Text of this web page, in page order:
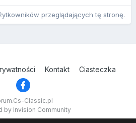
przeglądających tę stronę.
Kontakt Ciasteczka
Classic.pl
by Invision Community